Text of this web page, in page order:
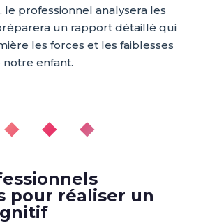
le professionnel analysera les
un rapport détaillé qui
les forces et les faiblesses
notre enfant.
◆ ◆ ◆
pour réaliser un